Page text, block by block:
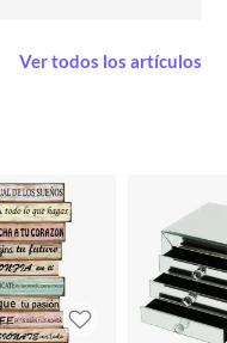
Ver todos los artículos